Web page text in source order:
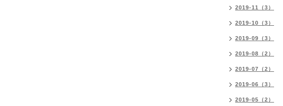
2019-11（3）
2019-10（3）
2019-09（3）
2019-08（2）
2019-07（2）
2019-06（3）
2019-05（2）